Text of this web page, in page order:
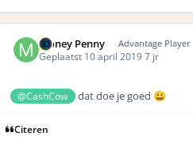
Money Penny Advantage Player
Geplaatst 10 april 20197 jr
@CashCow dat doe je goed 😀
Citeren